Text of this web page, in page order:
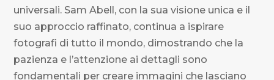
universali. Sam Abell, con la sua visione unica e il
suo approccio raffinato, continua a ispirare
fotografi di tutto il mondo, dimostrando che la
pazienza e l’attenzione ai dettagli sono
fondamentali per creare immagini che lasciano